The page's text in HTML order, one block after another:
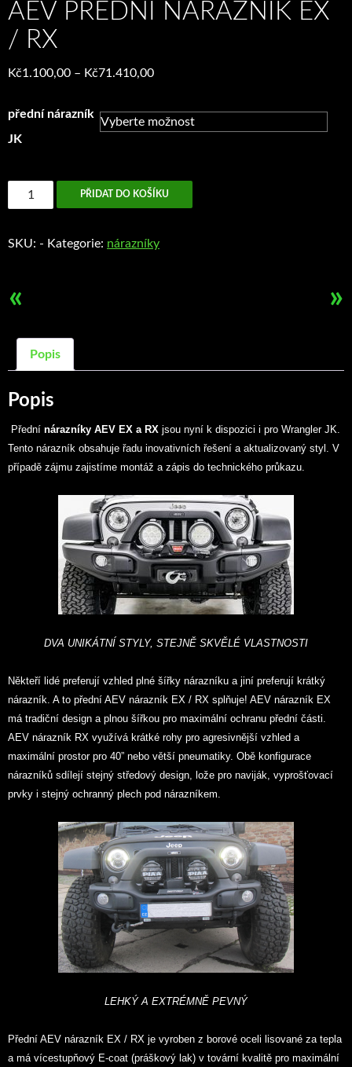
AEV PŘEDNÍ NÁRAZNÍK EX
/ RX
Kč1.100,00 – Kč71.410,00Rozpětí
Kč1.100,00
až
přední nárazník
JK
AEV
přední
EX
množství
PŘIDAT DO KOŠÍKU
SKU: - Kategorie: nárazníky
« »
Popis
Popis
Přední nárazníky AEV EX a RX jsou nyní k dispozici i pro Wrangler JK.
Tento nárazník obsahuje řadu inovativních řešení a aktualizovaný styl. V
případě zájmu zajistíme montáž a zápis do technického průkazu.
DVA UNIKÁTNÍ STYLY, STEJNĚ SKVĚLÉ VLASTNOSTI
Někteří lidé preferují vzhled plné šířky nárazníku a jiní preferují krátký
nárazník. A to přední AEV nárazník EX / RX splňuje! AEV nárazník EX
má tradiční design a plnou šířkou pro maximální ochranu přední části.
AEV nárazník RX využívá krátké rohy pro agresivnější vzhled a
maximální prostor pro 40” nebo větší pneumatiky. Obě konfigurace
nárazníků sdílejí stejný středový design, lože pro naviják, vyprošťovací
prvky i stejný ochranný plech pod nárazníkem.
LEHKÝ A EXTRÉMNĚ PEVNÝ
Přední AEV nárazník EX / RX je vyroben z borové oceli lisované za tepla
a má vícestupňový E-coat (práškový lak) v tovární kvalitě pro maximální